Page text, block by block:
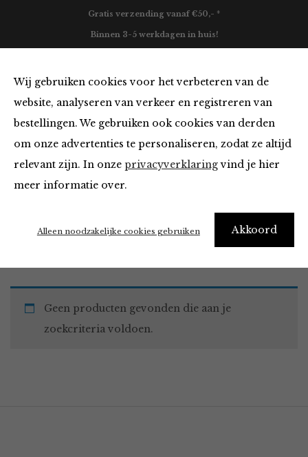
Wij gebruiken cookies voor het verbeteren van de
website, analyseren van verkeer en registreren van
bestellingen. We gebruiken ook cookies van derden
om onze advertenties te personaliseren, zodat ze altijd
relevant zijn. In onze privacyverklaringvind je hier
meer informatie over.
Akkoord
Alleen noodzakelijke cookies gebruiken
Gratis verzending vanaf €50,- *
Binnen 3-5 werkdagen in huis!
Tops en Blouses van
Home Winkel Kleding Tops en Blouses
Geen producten gevonden die aan je
zoekcriteria voldoen.